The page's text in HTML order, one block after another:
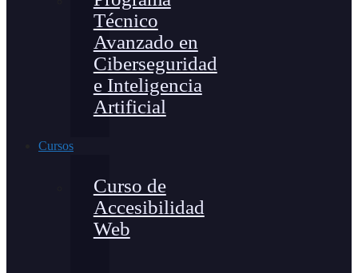
Técnico
Avanzado en
Ciberseguridad
e Inteligencia
Artificial
Cursos
Curso de
Accesibilidad
Web